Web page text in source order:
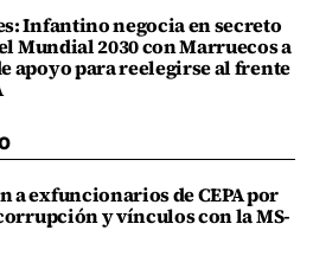
Infantino negocia en secreto
Mundial 2030 con Marruecos a
apoyo para reelegirse al frente
a exfuncionarios de CEPA por
y vínculos con la MS-